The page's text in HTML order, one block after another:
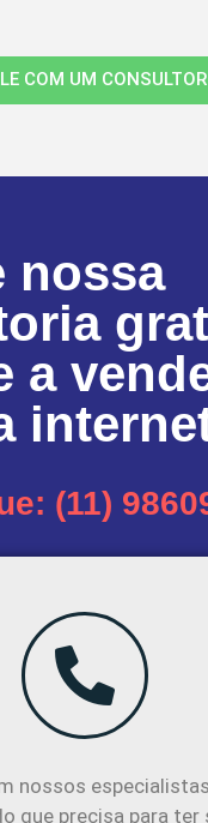
COM UM CONSULTOR
nossa
a
(11)
nossos
que precisa para ter